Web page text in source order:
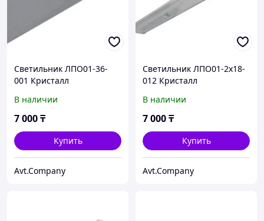
Светильник ЛПО01-36-
001 Кристалл
В наличии
7 000₸
Купить
Avt.Company
Светильник ЛПО01-2х18-
012 Кристалл
В наличии
7 000₸
Купить
Avt.Company